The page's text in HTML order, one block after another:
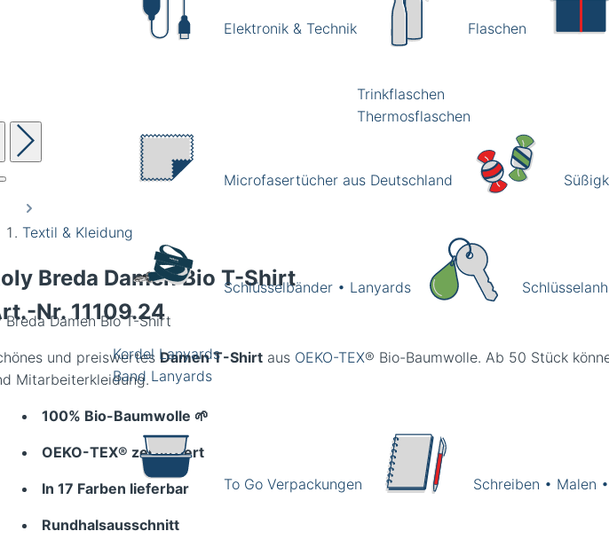
Elektronik & Technik Flaschen
Trinkflaschen
Thermosflaschen
Microfasertücher aus Deutschland
Schlüsselbänder • Lanyards
Kordel Lanyards
Band Lanyards
To Go Verpackungen Schreiben • Malen
Breda Damen Bio T-Shirt
Textil & Kleidung
Breda Damen Bio T-Shirt
Nr. 11109.24
und preiswertes Damen T-Shirt aus OEKO-TEX® Bio-Baumwolle. Ab 50 Stück
Mitarbeiterkleidung.
100% Bio-Baumwolle 🌱
OEKO-TEX® zertifiziert
In 17 Farben lieferbar
Rundhalsausschnitt